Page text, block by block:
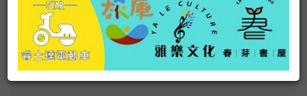
日本觀光突破兩千萬人 A-Lin「隨心所遇」推旅遊
印象礁溪 愛心升溫
2012冬戀相約在琉球行銷活動